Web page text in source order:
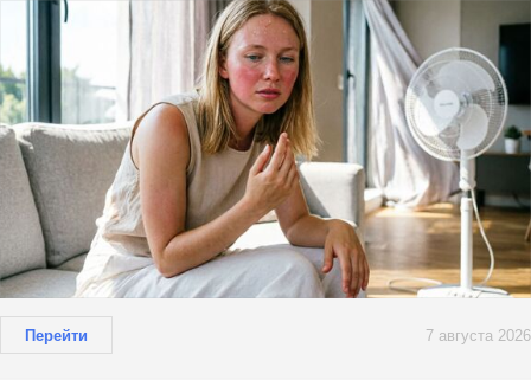
Перейти 7 августа 2026